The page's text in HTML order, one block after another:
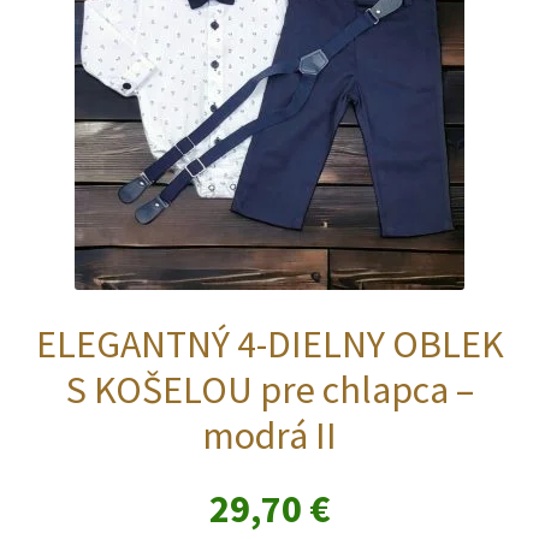
stránke
produktu.
ELEGANTNÝ 4-DIELNY OBLEK
S KOŠELOU pre chlapca –
modrá II
29,70 €